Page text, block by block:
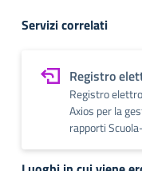
Servizi correlati
Registro
Registro
Axios per la
rapporti